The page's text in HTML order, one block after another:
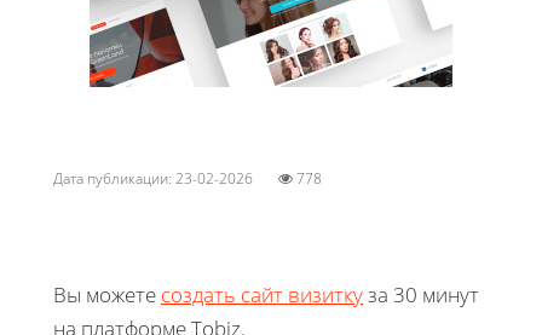
Дата публикации: 23-02-2026 778
Вы можете создать сайт визиткуза 30 минут
на платформе Tobiz.